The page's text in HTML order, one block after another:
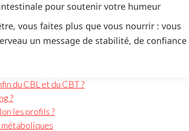
pour soutenir votre humeur
vous faites plus que vous nourrir : vous
un message de stabilité, de confiance
du CBL et du CBT ?
?
les profils ?